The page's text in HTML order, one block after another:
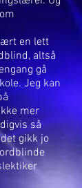
en lett
altså
gå
Jeg kan
mer
så
gikk jo